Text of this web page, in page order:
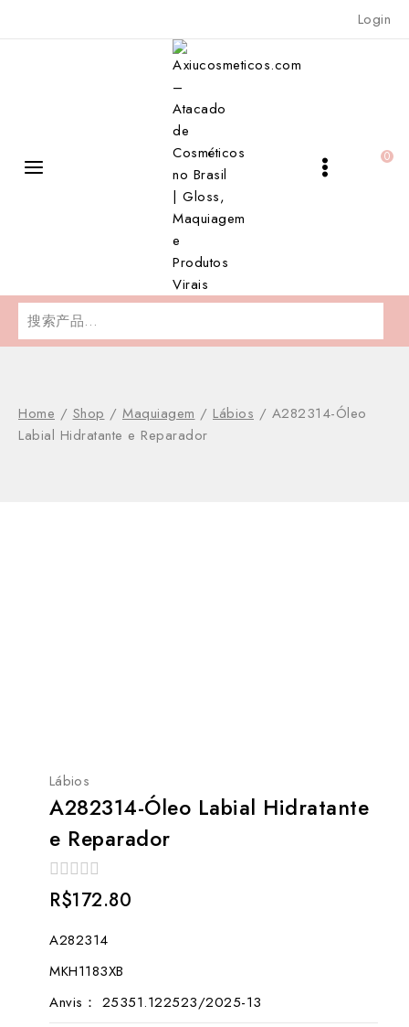
Login
0
搜
索：
Home / Shop / Maquiagem / Lábios / A282314-Óleo
Labial Hidratante e Reparador
Lábios
A282314-Óleo Labial Hidratante
e Reparador
0
out
5
R$172.80
A282314
MKH1183XB
Anvis： 25351.122523/2025-13